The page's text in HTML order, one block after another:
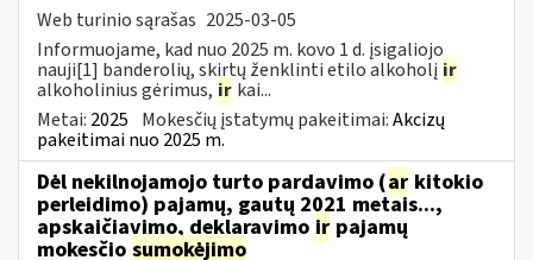
Web turinio sąrašas 2025-03-05
Informuojame, kad nuo 2025 m. kovo 1 d. įsigaliojo
nauji[1] banderolių, skirtų ženklinti etilo alkoholį ir
alkoholinius gėrimus, ir kai...
Metai: 2025 Mokesčių įstatymų pakeitimai:Akcizų
pakeitimai nuo 2025 m.
Dėl nekilnojamojo turto pardavimo (ar kitokio
perleidimo) pajamų, gautų 2021 metais...,
apskaičiavimo, deklaravimo ir pajamų
mokesčio sumokėjimo